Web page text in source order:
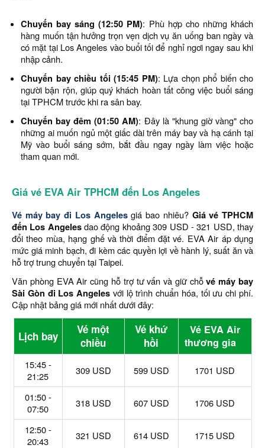
Chuyến bay sáng (12:50 PM): Phù hợp cho những khách
hàng muốn tận hưởng trọn vẹn dịch vụ ăn uống ban ngày và
có mặt tại Los Angeles vào buổi tối để nghỉ ngơi ngay sau khi
nhập cảnh.
Chuyến bay chiều tối (15:45 PM): Lựa chọn phổ biến cho
người bận rộn, giúp quý khách hoàn tất công việc buổi sáng
tại TPHCM trước khi ra sân bay.
Chuyến bay đêm (01:50 AM): Đây là "khung giờ vàng" cho
những ai muốn ngủ một giấc dài trên máy bay và hạ cánh tại
Mỹ vào buổi sáng sớm, bắt đầu ngay ngày làm việc hoặc
tham quan mới.
Giá vé EVA Air TPHCM đến Los Angeles
Vé máy bay đi Los Angelesgiá bao nhiêu? Giá vé TPHCM
đến Los Angelesdao động khoảng 309 USD - 321 USD, thay
đổi theo mùa, hạng ghế và thời điểm đặt vé. EVA Air áp dụng
mức giá minh bạch, đi kèm các quyền lợi về hành lý, suất ăn và
hỗ trợ trung chuyển tại Taipei.
Văn phòng EVA Air cũng hỗ trợ tư vấn và giữ chỗvé máy bay
Sài Gòn đi Los Angeles với lộ trình chuẩn hóa, tối ưu chi phí.
Cập nhật bảng giá mới nhất dưới đây:
Lịch bay
Vé một
chiều
Vé khứ
hồi
Vé EVA Air
thương gia
15:45 -
21:25
309 USD 599 USD 1701 USD
01:50 -
07:50
318 USD 607 USD 1706 USD
12:50 -
20:43
321 USD 614 USD 1715 USD